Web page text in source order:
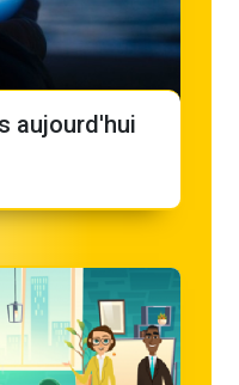
aujourd'hui